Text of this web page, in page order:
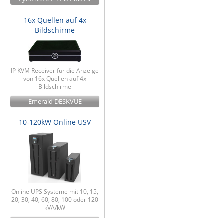
16x Quellen auf 4x
Bildschirme
IP KVM Receiver für die Anzeige
von 16x Quellen auf 4x
Bildschirme
Emerald DESKVUE
10-120kW Online USV
Online UPS Systeme mit 10, 15,
20, 30, 40, 60, 80, 100 oder 120
kVA/kW